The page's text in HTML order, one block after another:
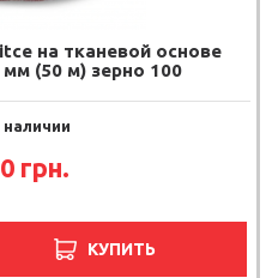
на тканевой основе
(50 м) зерно 100
наличии
грн.
КУПИТЬ